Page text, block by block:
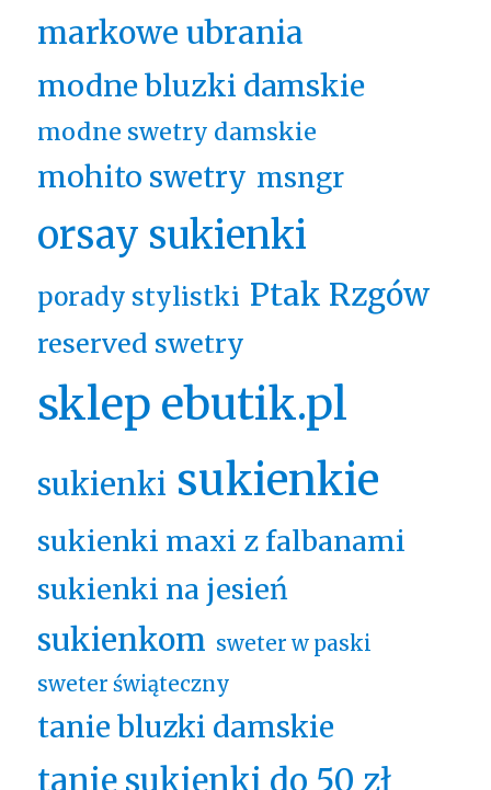
markowe ubrania
modne bluzki damskie
modne swetry damskie
mohito swetry msngr
orsay sukienki
porady stylistki Ptak Rzgów
reserved swetry
sklep ebutik.pl
sukienki sukienkie
sukienki maxi z falbanami
sukienki na jesień
sukienkom sweter w paski
sweter świąteczny
tanie bluzki damskie
tanie sukienki do 50 zł